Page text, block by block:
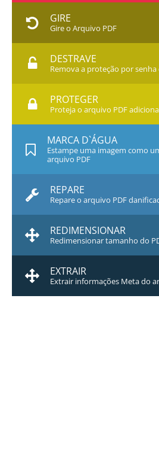
GIRE
Gire o Arquivo PDF
DESTRAVE
Remova a proteção por senha
PROTEGER
Proteja o arquivo PDF
MARCA D`ÁGUA
Estampe uma imagem como
arquivo PDF
REPARE
Repare o arquivo PDF
REDIMENSIONAR
Redimensionar tamanho do
EXTRAIR
Extrair informações Meta do